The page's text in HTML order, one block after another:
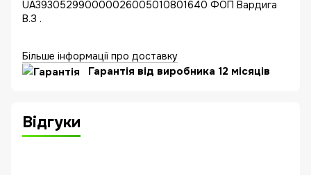
UA393052990000026005010801640 ФОП Вардига
В.З .
Більше інформації про доставку
Гарантія від виробника 12 місяців
Відгуки